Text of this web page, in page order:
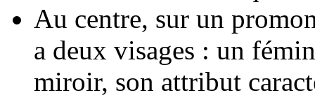
Au centre, sur un
a deux visages : un
miroir, son attribut